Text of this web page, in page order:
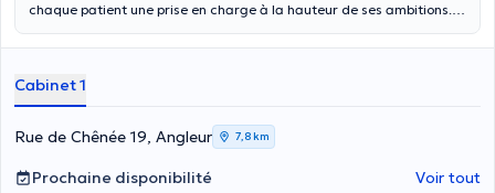
chaque patient une prise en charge à la hauteur de ses ambitions.
le patient dans sa gestuelle et de fournir les conseils adéquats pour
Cabinet 1
Rue de Chênée 19, Angleur 7,8 km
Prochaine disponibilité Voir tout